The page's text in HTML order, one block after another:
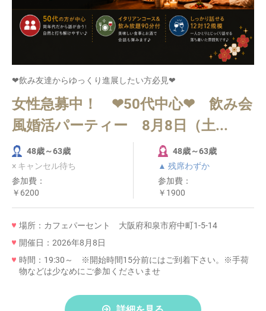
❤飲み友達からゆっくり進展したい方必見❤
女性急募中！ ❤50代中心❤ 飲み会
風婚活パーティー 8月8日（土...
48歳～63歳
× キャンセル待ち
参加費：
￥6200
48歳～63歳
▲ 残席わずか
参加費：
￥1900
場所：カフェパーセント 大阪府和泉市府中町1-5-14
開催日：2026年8月8日
時間：19:30～ ※開始時間15分前にはご到着下さい。※手荷
物などは少なめにご参加くださいませ